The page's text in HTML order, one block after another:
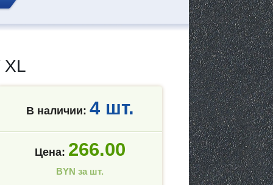
XL
В наличии: 4 шт.
Цена: 266.00
BYN за шт.